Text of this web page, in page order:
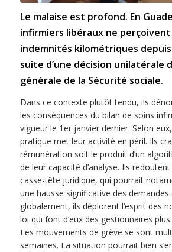
Le malaise est profond. En
infirmiers libéraux ne
indemnités kilométriques depuis
suite d’une décision unilatérale
générale de la Sécurité sociale.
Dans ce contexte plutôt tendu, ils
les conséquences du bilan de soins
vigueur le 1er janvier dernier. Selon
pratique met leur activité en péril. Ils
rémunération soit le produit d’un
de leur capacité d’analyse. Ils
casse-tête juridique, qui pourrait
une hausse significative des demandes
globalement, ils déplorent l’esprit des
loi qui font d’eux des gestionnaires
Les mouvements de grève se sont
semaines. La situation pourrait bien